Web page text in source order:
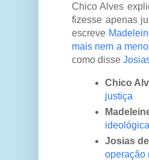
Chico Alves
fizesse apenas
escreve
mais nem a
como disse
Chico
justiça
ideológica
Josias
operação